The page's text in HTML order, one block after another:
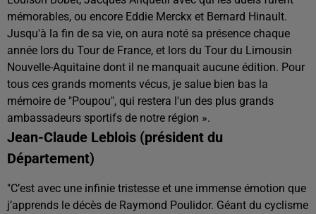
mémorables, ou encore Eddie Merckx et Bernard Hinault.
Jusqu'à la fin de sa vie, on aura noté sa présence chaque
année lors du Tour de France, et lors du Tour du Limousin
Nouvelle-Aquitaine dont il ne manquait aucune édition. Pour
tous ces grands moments vécus, je salue bien bas la
mémoire de "Poupou", qui restera l'un des plus grands
ambassadeurs sportifs de notre région ».
Jean-Claude Leblois (président du
Département)
"C’est avec une infinie tristesse et une immense émotion que
j’apprends le décès de Raymond Poulidor. Géant du cyclisme